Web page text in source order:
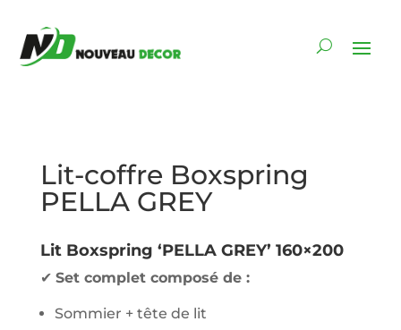
Lit-coffre Boxspring
PELLA GREY
Lit Boxspring ‘PELLA GREY’ 160×200
✔ Set complet composé de :
Sommier + tête de lit